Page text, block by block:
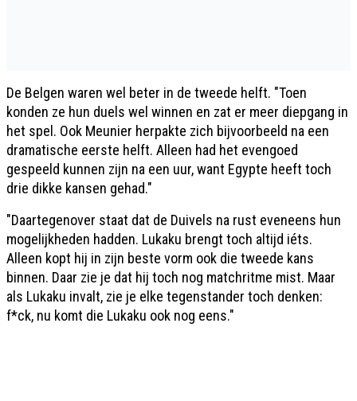
De Belgen waren wel beter in de tweede helft. "Toen
konden ze hun duels wel winnen en zat er meer diepgang in
het spel. Ook Meunier herpakte zich bijvoorbeeld na een
dramatische eerste helft. Alleen had het evengoed
gespeeld kunnen zijn na een uur, want Egypte heeft toch
drie dikke kansen gehad."
"Daartegenover staat dat de Duivels na rust eveneens hun
mogelijkheden hadden. Lukaku brengt toch altijd iéts.
Alleen kopt hij in zijn beste vorm ook die tweede kans
binnen. Daar zie je dat hij toch nog matchritme mist. Maar
als Lukaku invalt, zie je elke tegenstander toch denken:
f*ck, nu komt die Lukaku ook nog eens."